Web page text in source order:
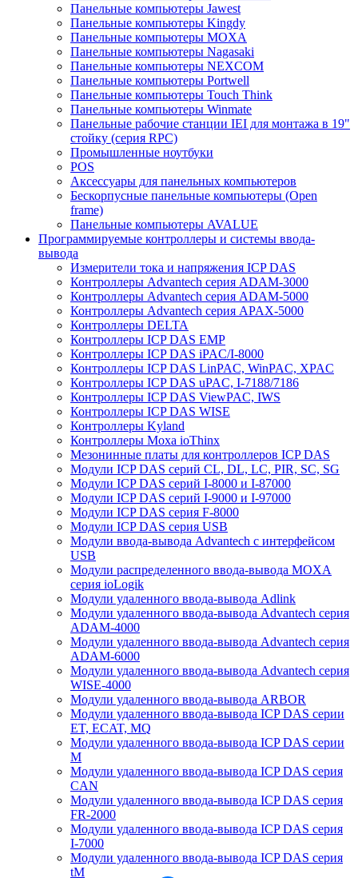
Панельные компьютеры Jawest
Панельные компьютеры Kingdy
Панельные компьютеры MOXA
Панельные компьютеры Nagasaki
Панельные компьютеры NEXCOM
Панельные компьютеры Portwell
Панельные компьютеры Touch Think
Панельные компьютеры Winmate
Панельные рабочие станции IEI для монтажа в 19"
стойку (серия RPC)
Промышленные ноутбуки
POS
Аксессуары для панельных компьютеров
Бескорпусные панельные компьютеры (Open
frame)
Панельные компьютеры AVALUE
Программируемые контроллеры и системы ввода-
вывода
Измерители тока и напряжения ICP DAS
Контроллеры Advantech серия ADAM-3000
Контроллеры Advantech серия ADAM-5000
Контроллеры Advantech серия APAX-5000
Контроллеры DELTA
Контроллеры ICP DAS EMP
Контроллеры ICP DAS iPAC/I-8000
Контроллеры ICP DAS LinPAC, WinPAC, XPAC
Контроллеры ICP DAS uPAC, I-7188/7186
Контроллеры ICP DAS ViewPAC, IWS
Контроллеры ICP DAS WISE
Контроллеры Kyland
Контроллеры Moxa ioThinx
Мезонинные платы для контроллеров ICP DAS
Модули ICP DAS серий CL, DL, LC, PIR, SC, SG
Модули ICP DAS серий I-8000 и I-87000
Модули ICP DAS серий I-9000 и I-97000
Модули ICP DAS серия F-8000
Модули ICP DAS серия USB
Модули ввода-вывода Advantech с интерфейсом
USB
Модули распределенного ввода-вывода MOXA
серия ioLogik
Модули удаленного ввода-вывода Adlink
Модули удаленного ввода-вывода Advantech серия
ADAM-4000
Модули удаленного ввода-вывода Advantech серия
ADAM-6000
Модули удаленного ввода-вывода Advantech серия
WISE-4000
Модули удаленного ввода-вывода ARBOR
Модули удаленного ввода-вывода ICP DAS серии
ET, ECAT, MQ
Модули удаленного ввода-вывода ICP DAS серии
M
Модули удаленного ввода-вывода ICP DAS серия
CAN
Модули удаленного ввода-вывода ICP DAS серия
FR-2000
Модули удаленного ввода-вывода ICP DAS серия
I-7000
Модули удаленного ввода-вывода ICP DAS серия
tM